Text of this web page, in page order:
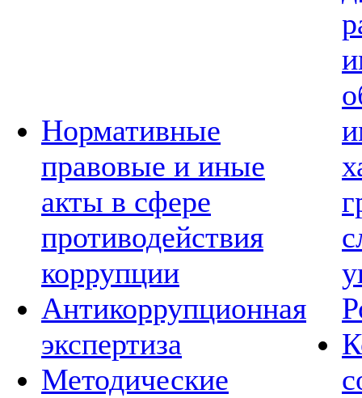
Нормативные
правовые и иные
акты в сфере
противодействия
коррупции
Антикоррупционная
экспертиза
Методические